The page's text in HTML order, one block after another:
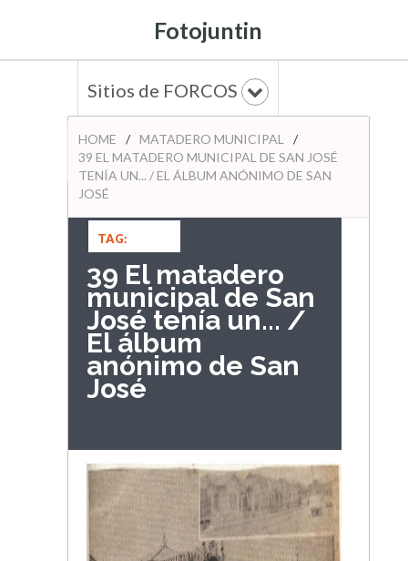
Fotojuntin
Sitios de FORCOS
HOME / MATADERO MUNICIPAL
/
39 EL MATADERO MUNICIPAL DE SAN JOSÉ
TENÍA UN... / EL ÁLBUM ANÓNIMO DE SAN
JOSÉ
TAG:
AVENIDA 22,
CALLE 5
ÁLBUM
ANÓNIMO
DE SAN
JOSÉ,
MATADERO
MUNICIPAL
39 El matadero
municipal de San
José tenía un... /
El álbum
anónimo de San
José